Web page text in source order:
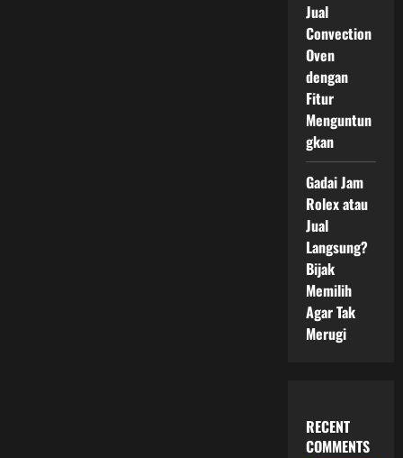
Jual
Convection
Oven
dengan
Fitur
Menguntun
gkan
Gadai Jam
Rolex atau
Jual
Langsung?
Bijak
Memilih
Agar Tak
Merugi
RECENT
COMMENTS